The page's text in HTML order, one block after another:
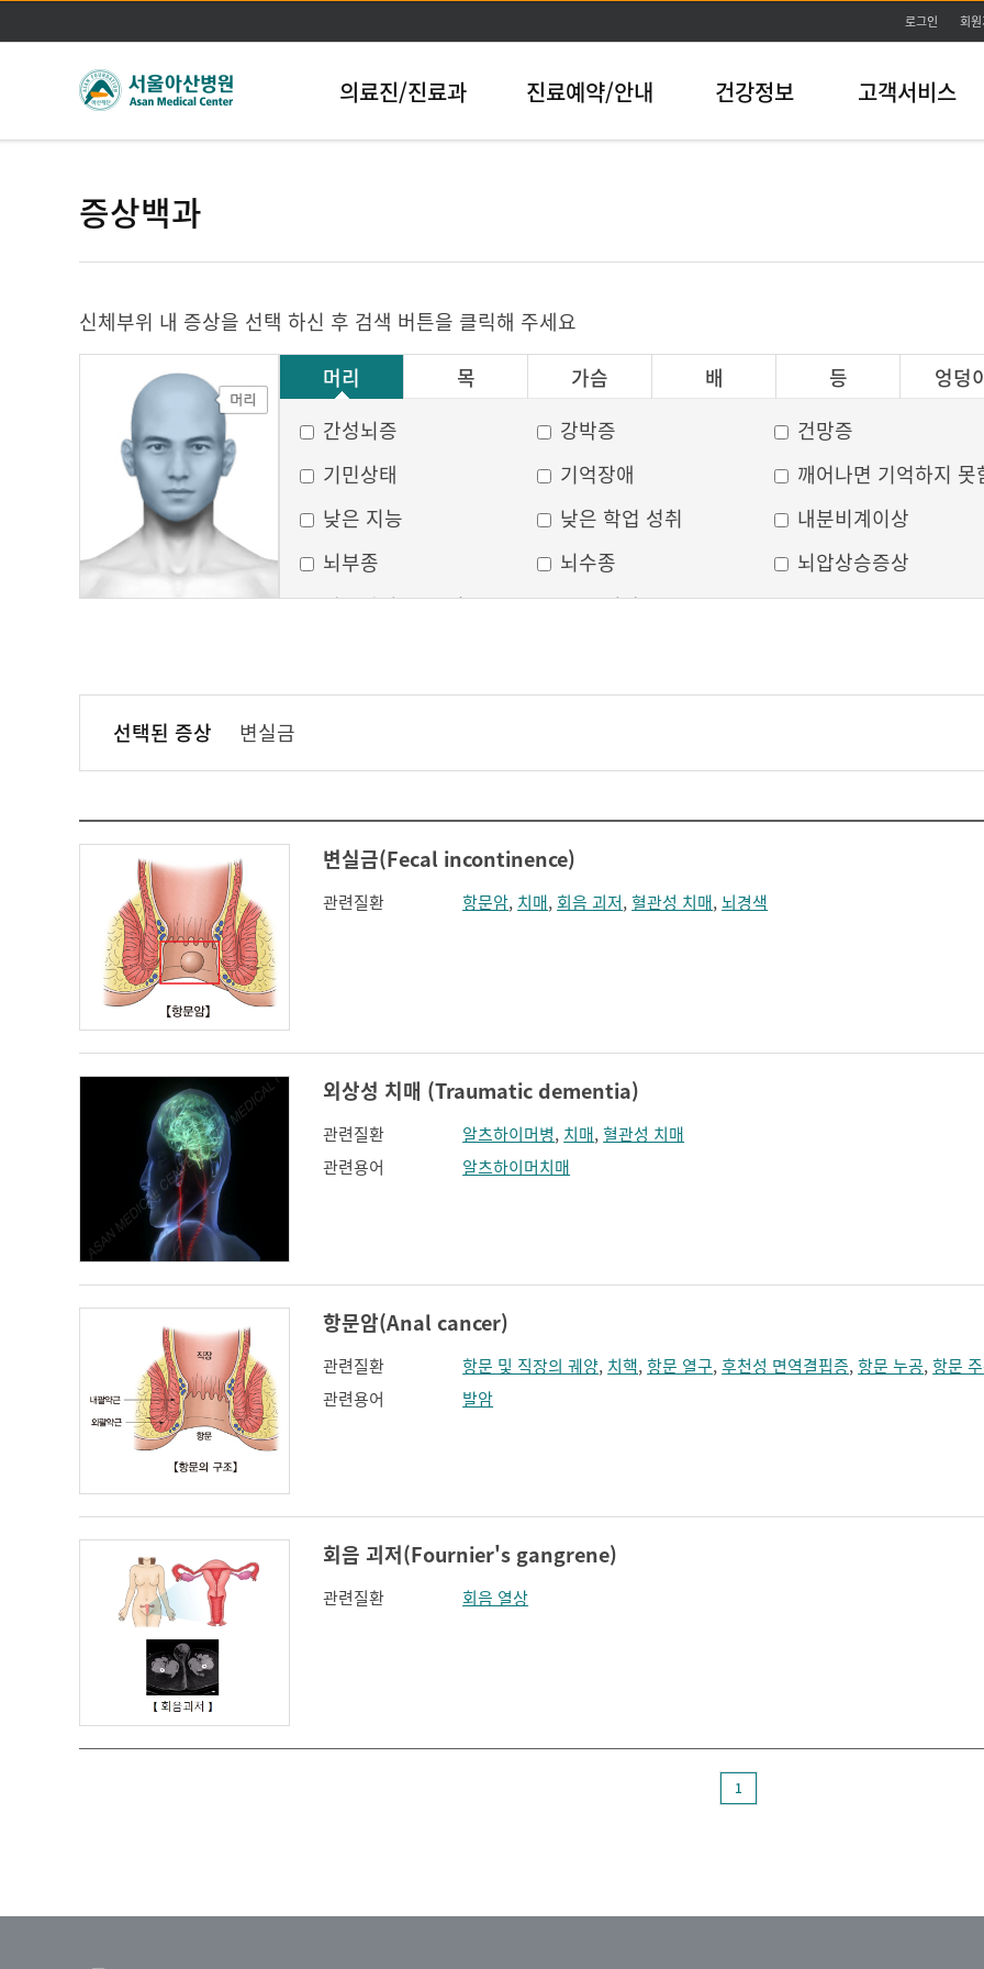
본문바로가기
로그인 회
의료진/진료과 진료예약/안내 건강정보 고객서비스
증상백과
신체부위 내 증상을 선택 하신 후 검색 버튼을 클릭해 주세요
머리
목 가슴 배 등 엉덩
그 외
간성뇌증 강박증 건망증
기민상태
기억장애 깨어나면 기억하지 못
낮은 지능
낮은 학업 성취 내분비계이상
뇌부종
뇌수종 뇌압상승증상
달모양의 둥근 얼굴
두부 외상 두통
무균성 뇌막염
무의식 박동성 통증
안면홍조
어지러움 언어장애
얼굴모양변화
얼굴부종
얼굴이 밋밋함
얼굴이 화끈거림
코 옆과 입꼬리 주름
콧등이 넓어짐 턱끝이 커보임
하악전돌
학습장애
선택된 증상 변실금
변실금(Fecal incontinence)
관련질환 항문암, 치매, 회음 괴저,혈관성 치매, 뇌경색
외상성 치매 (Traumatic dementia)
관련질환 알츠하이머병, 치매,혈관성 치매
관련용어
알츠하이머치매
항문암(Anal cancer)
관련질환 항문 및 직장의 궤양, 치핵,항문 열구,후천성 면역결핍증,항문 누공,항문
관련용어
발암
회음 괴저(Fournier's gangrene)
관련질환 회음 열상
1